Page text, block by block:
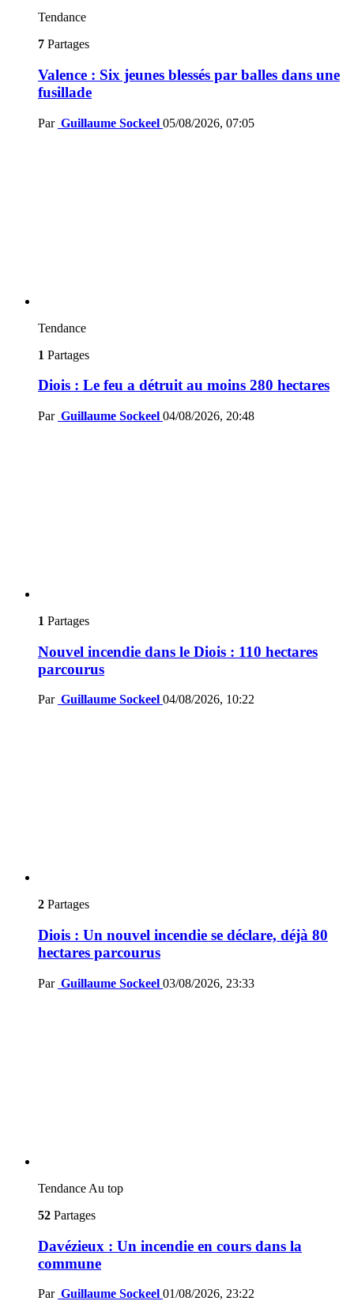
Tendance
7 Partages
Valence : Six jeunes blessés par balles dans une
fusillade
Par Guillaume Sockeel 05/08/2026, 07:05
Tendance
1 Partages
Diois : Le feu a détruit au moins 280 hectares
Par Guillaume Sockeel 04/08/2026, 20:48
1 Partages
Nouvel incendie dans le Diois : 110 hectares
parcourus
Par Guillaume Sockeel 04/08/2026, 10:22
2 Partages
Diois : Un nouvel incendie se déclare, déjà 80
hectares parcourus
Par Guillaume Sockeel 03/08/2026, 23:33
Tendance Au top
52 Partages
Davézieux : Un incendie en cours dans la
commune
Par Guillaume Sockeel 01/08/2026, 23:22